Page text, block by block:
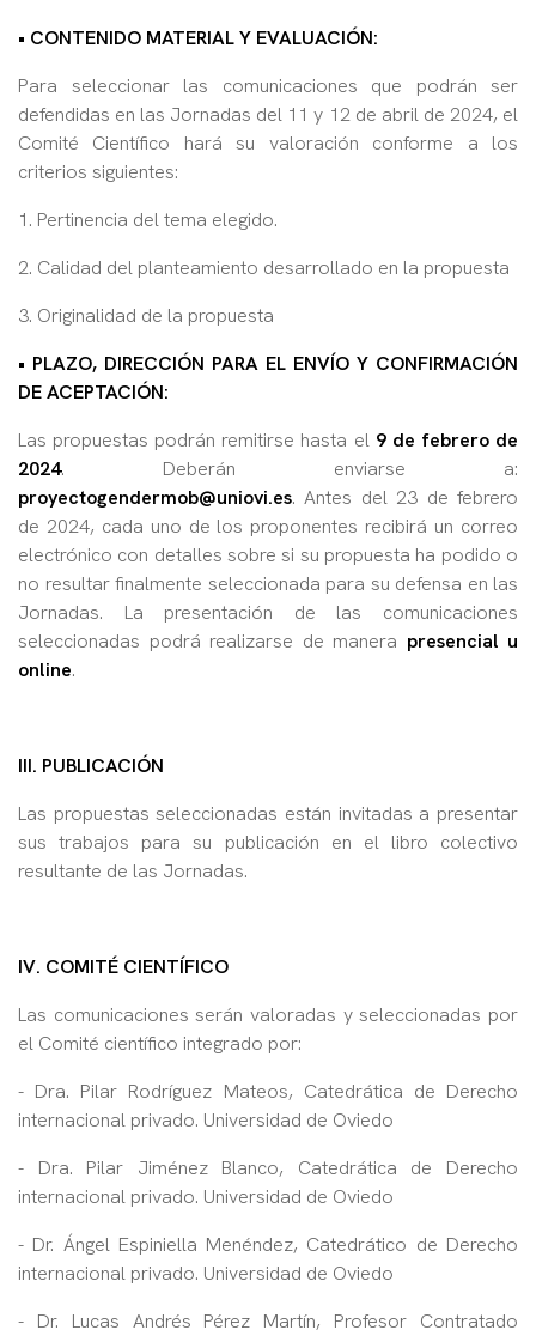
• CONTENIDO MATERIAL Y EVALUACIÓN:
Para seleccionar las comunicaciones que podrán ser
defendidas en las Jornadas del 11 y 12 de abril de 2024, el
Comité Científico hará su valoración conforme a los
criterios siguientes:
1. Pertinencia del tema elegido.
2. Calidad del planteamiento desarrollado en la propuesta
3. Originalidad de la propuesta
• PLAZO, DIRECCIÓN PARA EL ENVÍO Y CONFIRMACIÓN
DE ACEPTACIÓN:
Las propuestas podrán remitirse hasta el 9 de febrero de
2024. Deberán enviarse a:
proyectogendermob@uniovi.es. Antes del 23 de febrero
de 2024, cada uno de los proponentes recibirá un correo
electrónico con detalles sobre si su propuesta ha podido o
no resultar finalmente seleccionada para su defensa en las
Jornadas. La presentación de las comunicaciones
seleccionadas podrá realizarse de manera presencial u
online.
III. PUBLICACIÓN
Las propuestas seleccionadas están invitadas a presentar
sus trabajos para su publicación en el libro colectivo
resultante de las Jornadas.
IV. COMITÉ CIENTÍFICO
Las comunicaciones serán valoradas y seleccionadas por
el Comité científico integrado por:
- Dra. Pilar Rodríguez Mateos, Catedrática de Derecho
internacional privado. Universidad de Oviedo
- Dra. Pilar Jiménez Blanco, Catedrática de Derecho
internacional privado. Universidad de Oviedo
- Dr. Ángel Espiniella Menéndez, Catedrático de Derecho
internacional privado. Universidad de Oviedo
- Dr. Lucas Andrés Pérez Martín, Profesor Contratado